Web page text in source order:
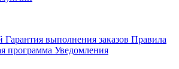
Гарантия выполнения заказов Правила
программа Уведомления